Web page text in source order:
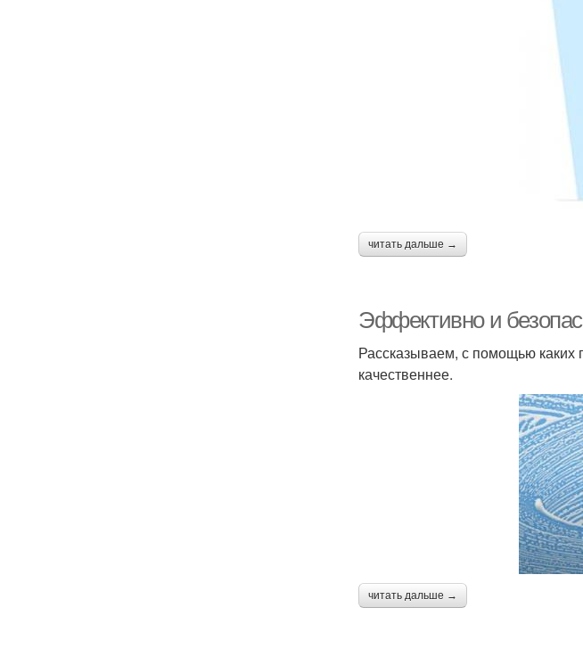
читать дальше →
Эффективно и
Рассказываем, с помощью каких
качественнее.
читать дальше →